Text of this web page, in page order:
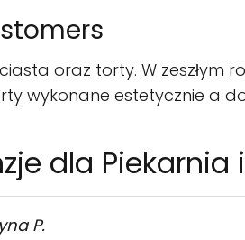
oraz torty. W zeszłym
wykonane estetycznie a
dla
P.